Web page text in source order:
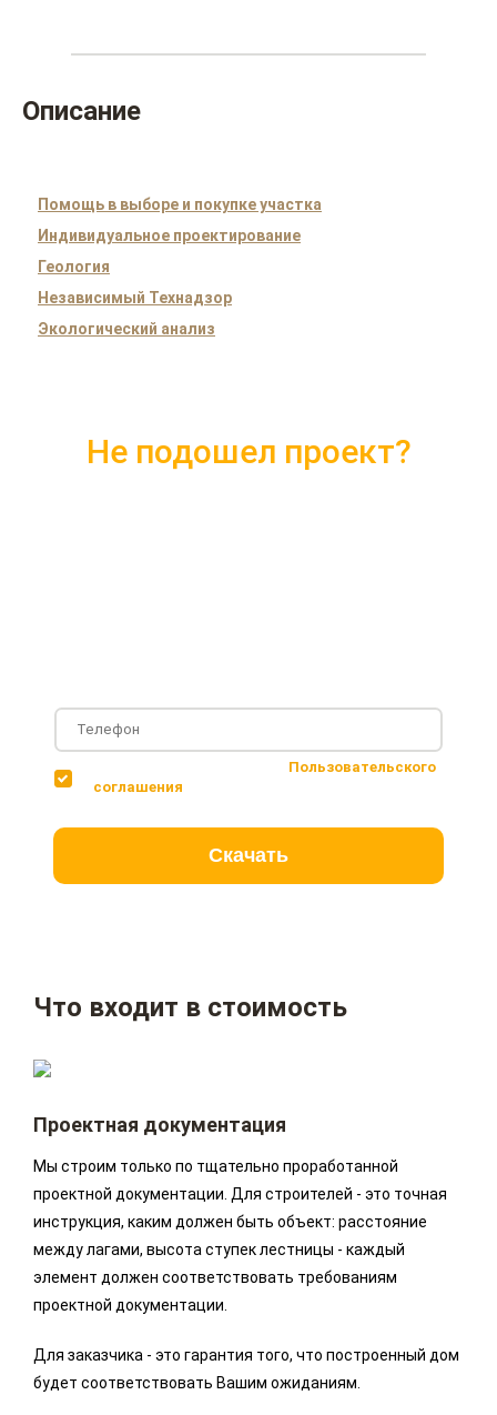
Описание
Помощь в выборе и покупке участка
Индивидуальное проектирование
Геология
Независимый Технадзор
Экологический анализ
Не подошел проект?
Пользовательского
соглашения
Скачать
Что входит в стоимость
Проектная документация
Мы строим только по тщательно проработанной
проектной документации. Для строителей - это точная
инструкция, каким должен быть объект: расстояние
между лагами, высота ступек лестницы - каждый
элемент должен соответствовать требованиям
проектной документации.
Для заказчика - это гарантия того, что построенный дом
будет соответствовать Вашим ожиданиям.